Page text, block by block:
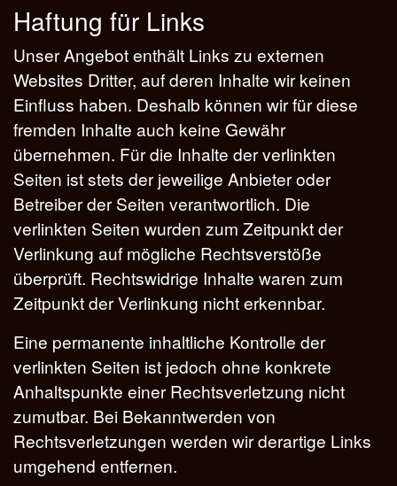
Haftung für Links
Unser Angebot enthält Links zu externen
Websites Dritter, auf deren Inhalte wir keinen
Einfluss haben. Deshalb können wir für diese
fremden Inhalte auch keine Gewähr
übernehmen. Für die Inhalte der verlinkten
Seiten ist stets der jeweilige Anbieter oder
Betreiber der Seiten verantwortlich. Die
verlinkten Seiten wurden zum Zeitpunkt der
Verlinkung auf mögliche Rechtsverstöße
überprüft. Rechtswidrige Inhalte waren zum
Zeitpunkt der Verlinkung nicht erkennbar.
Eine permanente inhaltliche Kontrolle der
verlinkten Seiten ist jedoch ohne konkrete
Anhaltspunkte einer Rechtsverletzung nicht
zumutbar. Bei Bekanntwerden von
Rechtsverletzungen werden wir derartige Links
umgehend entfernen.